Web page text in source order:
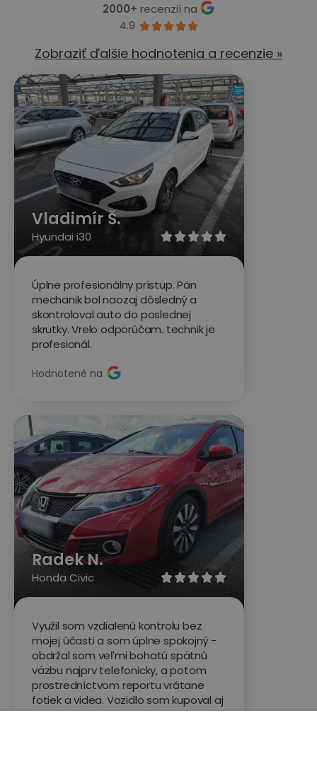
2000+ recenzií na
4.9 
Zobraziť ďalšie hodnotenia a recenzie »
 
Vladimír Š.
Hyundai i30
Úplne profesionálny prístup. Pán
mechanik bol naozaj dôsledný a
skontroloval auto do poslednej
skrutky. Vrelo odporúčam. technik je
profesionál.
Hodnotené na

Radek N.
Honda Civic
Využil som vzdialenú kontrolu bez
mojej účasti a som úplne spokojný -
obdržal som veľmi bohatú spätnú
väzbu najprv telefonicky, a potom
prostredníctvom reportu vrátane
fotiek a videa. Vozidlo som kupoval aj
na odporúčanie pána mechanika a